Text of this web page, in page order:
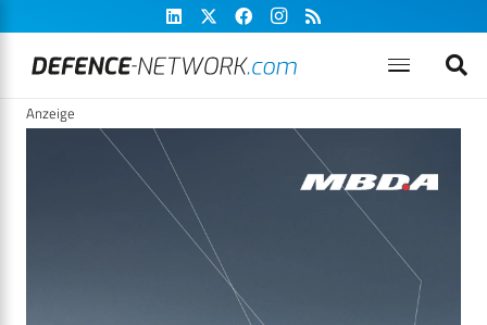
Anzeige